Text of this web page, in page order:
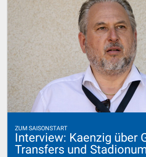
ZUM SAISONSTART
Interview: Kaenzig über
Transfers und